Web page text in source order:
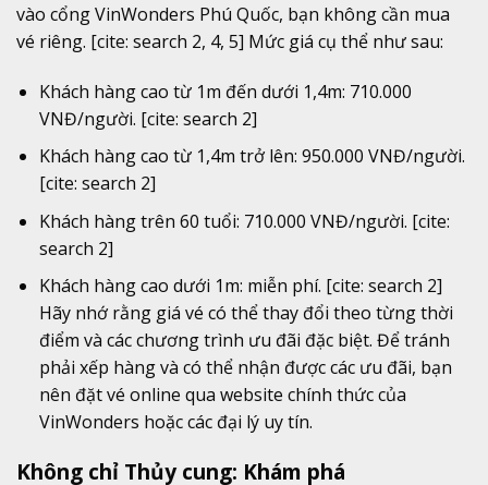
vào cổng VinWonders Phú Quốc, bạn không cần mua
vé riêng. [cite: search 2, 4, 5] Mức giá cụ thể như sau:
Khách hàng cao từ 1m đến dưới 1,4m: 710.000
VNĐ/người. [cite: search 2]
Khách hàng cao từ 1,4m trở lên: 950.000 VNĐ/người.
[cite: search 2]
Khách hàng trên 60 tuổi: 710.000 VNĐ/người. [cite:
search 2]
Khách hàng cao dưới 1m: miễn phí. [cite: search 2]
Hãy nhớ rằng giá vé có thể thay đổi theo từng thời
điểm và các chương trình ưu đãi đặc biệt. Để tránh
phải xếp hàng và có thể nhận được các ưu đãi, bạn
nên đặt vé online qua website chính thức của
VinWonders hoặc các đại lý uy tín.
Không chỉ Thủy cung: Khám phá